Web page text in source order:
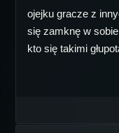
ojejku gracze z
się zamknę w
kto się takimi